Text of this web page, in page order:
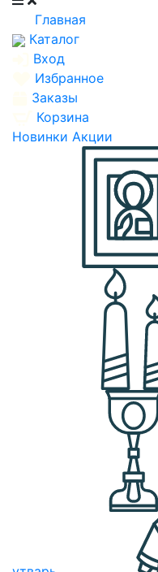
Главная
Каталог
Вход
Избранное
Заказы
Корзина
Новинки Акции